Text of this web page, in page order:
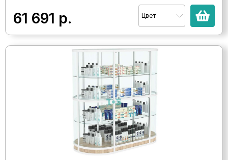
61 691 р. Цвет